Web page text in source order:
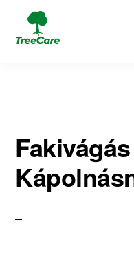
Skip
WordPress
oldal
Fakivágás